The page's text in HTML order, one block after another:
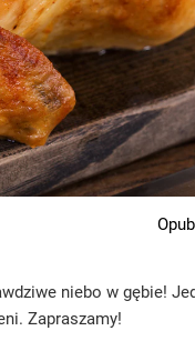
niebo w gębie!
Zapraszamy!